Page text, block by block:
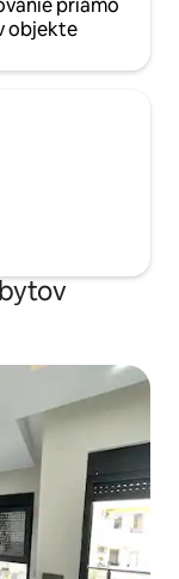
priamo
objekte